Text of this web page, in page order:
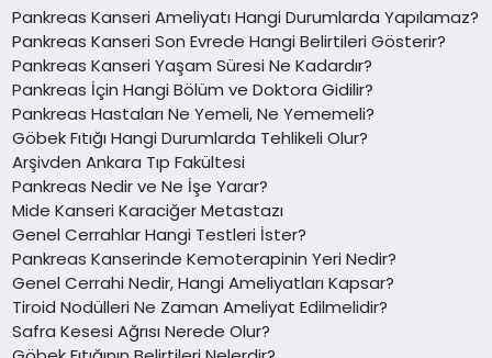
Pankreas Kanseri Ameliyatı Hangi Durumlarda Yapılamaz?
Pankreas Kanseri Son Evrede Hangi Belirtileri Gösterir?
Pankreas Kanseri Yaşam Süresi Ne Kadardır?
Pankreas İçin Hangi Bölüm ve Doktora Gidilir?
Pankreas Hastaları Ne Yemeli, Ne Yememeli?
Göbek Fıtığı Hangi Durumlarda Tehlikeli Olur?
Arşivden Ankara Tıp Fakültesi
Pankreas Nedir ve Ne İşe Yarar?
Mide Kanseri Karaciğer Metastazı
Genel Cerrahlar Hangi Testleri İster?
Pankreas Kanserinde Kemoterapinin Yeri Nedir?
Genel Cerrahi Nedir, Hangi Ameliyatları Kapsar?
Tiroid Nodülleri Ne Zaman Ameliyat Edilmelidir?
Safra Kesesi Ağrısı Nerede Olur?